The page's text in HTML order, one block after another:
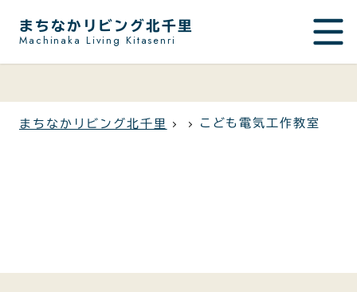
まちなかリビング北千里
Machinaka Living Kitasenri
まちなかリビング北千里 こども電気工作教室